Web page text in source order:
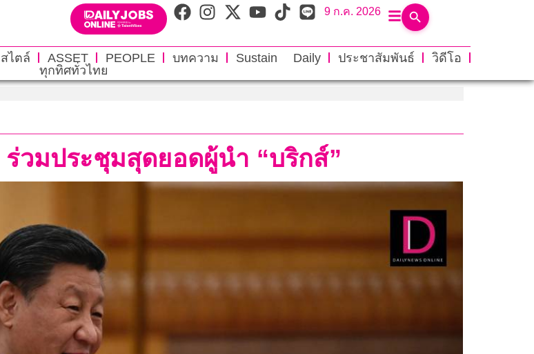
9 ก.ค. 2026
ไตล์ ASSET PEOPLE บทความ Sustain Daily ประชาสัมพันธ์
วิดีโอ
ทุกทิศทั่วไทย
วมประชุมสุดยอดผู้นำ “บริกส์”